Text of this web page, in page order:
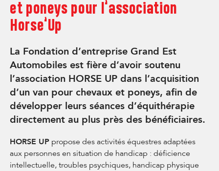
et poneys pour l’association
Horse’Up
La Fondation d’entreprise Grand Est
Automobiles est fière d’avoir soutenu
l’association HORSE UP dans l’acquisition
d’un van pour chevaux et poneys, afin de
développer leurs séances d’équithérapie
directement au plus près des bénéficiaires.
HORSE UP propose des activités équestres adaptées
aux personnes en situation de handicap : déficience
intellectuelle, troubles psychiques, handicap physique